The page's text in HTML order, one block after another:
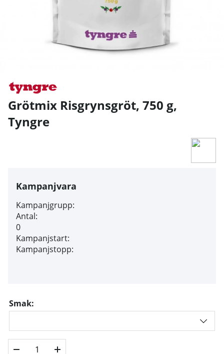
Grötmix Risgrynsgröt, 750 g,
Tyngre
Kampanjvara
Kampanjgrupp:
Antal:
0
Kampanjstart:
Kampanjstopp:
Smak: